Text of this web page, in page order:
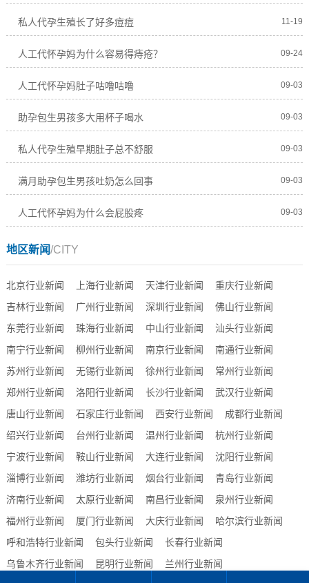
私人代孕生殖长了好多痘痘 11-19
人工代怀孕妈为什么容易得痔疮？ 09-24
人工代怀孕妈肚子咕噜咕噜 09-03
助孕包生男孩多大用杯子喝水 09-03
私人代孕生殖早期肚子总不舒服 09-03
满月助孕包生男孩吐奶怎么回事 09-03
人工代怀孕妈为什么会屁股疼 09-03
地区新闻/CITY
北京行业新闻 上海行业新闻 天津行业新闻
重庆行业新闻
吉林行业新闻
广州行业新闻 深圳行业新闻
佛山行业新闻
东莞行业新闻
珠海行业新闻 中山行业新闻
汕头行业新闻
南宁行业新闻
柳州行业新闻 南京行业新闻
南通行业新闻
苏州行业新闻
无锡行业新闻 徐州行业新闻
常州行业新闻
郑州行业新闻
洛阳行业新闻 长沙行业新闻
武汉行业新闻
唐山行业新闻
石家庄行业新闻 西安行业新闻
成都行业新闻
绍兴行业新闻
台州行业新闻 温州行业新闻
杭州行业新闻
宁波行业新闻
鞍山行业新闻 大连行业新闻
沈阳行业新闻
淄博行业新闻
潍坊行业新闻 烟台行业新闻
青岛行业新闻
济南行业新闻
太原行业新闻 南昌行业新闻
泉州行业新闻
福州行业新闻
厦门行业新闻 大庆行业新闻
哈尔滨行业新闻
呼和浩特行业新闻
包头行业新闻
长春行业新闻
乌鲁木齐行业新闻
昆明行业新闻
兰州行业新闻